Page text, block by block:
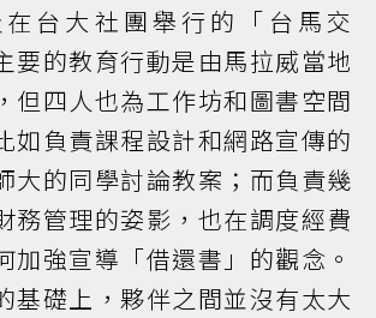
台大社團舉行的「台馬交
要的教育行動是由馬拉威當地
但四人也為工作坊和圖書空間
如負責課程設計和網路宣傳的
大的同學討論教案；而負責幾
務管理的姿影，也在調度經費
加強宣導「借還書」的觀念。
基礎上，夥伴之間並沒有太大